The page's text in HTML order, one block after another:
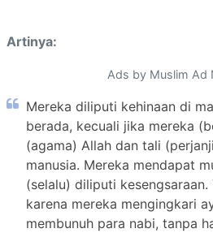
Artinya:
Ads by Muslim Ad
Mereka diliputi kehinaan di
berada, kecuali jika mereka
(agama) Allah dan tali
manusia. Mereka mendapat
(selalu) diliputi
karena mereka mengingkari
membunuh para nabi, tanpa